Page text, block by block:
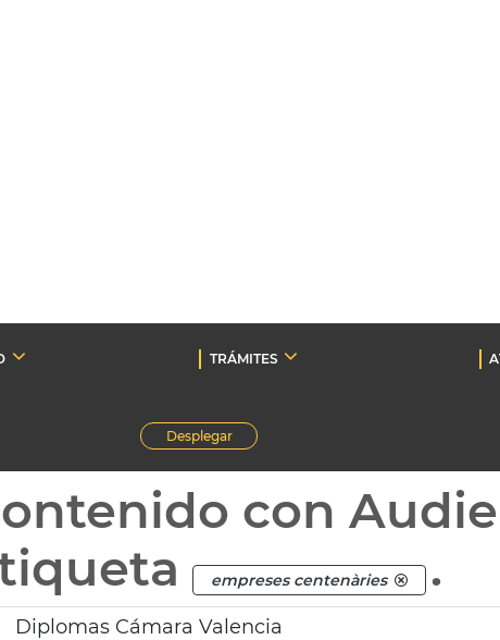
TRÁMITES
Desplegar
con
empreses centenàries .
Diplomas Cámara Valencia